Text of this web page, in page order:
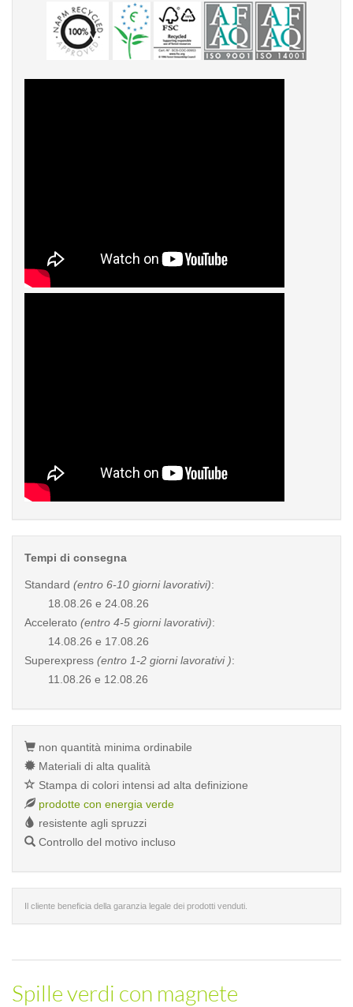
Tempi di consegna
Standard (entro 6-10 giorni lavorativi):
18.08.26 e 24.08.26
Accelerato (entro 4-5 giorni lavorativi):
14.08.26 e 17.08.26
Superexpress (entro 1-2 giorni lavorativi ):
11.08.26 e 12.08.26
non quantità minima ordinabile
Materiali di alta qualità
Stampa di colori intensi ad alta definizione
prodotte con energia verde
resistente agli spruzzi
Controllo del motivo incluso
Il cliente beneficia della garanzia legale dei prodotti venduti.
Spille verdi con magnete